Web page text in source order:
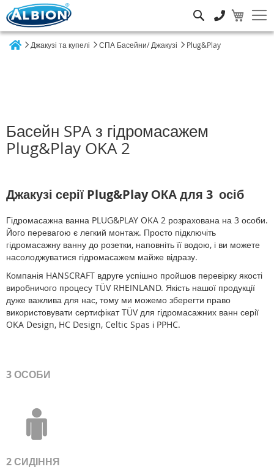
Джакузі та купелі СПА Басейни/ Джакузі Plug&Play
Басейн SPA з гідромасажем
Plug&Play OKA 2
Джакузі серії Plug&Play ОКА для 3 осіб
Гідромасажна ванна PLUG&PLAY OKA 2 розрахована на 3 особи.
Його перевагою є легкий монтаж. Просто підключіть
гідромасажну ванну до розетки, наповніть її водою, і ви можете
насолоджуватися гідромасажем майже відразу.
Компанія HANSCRAFT вдруге успішно пройшов перевірку якості
виробничого процесу TÜV RHEINLAND. Якість нашої продукції
дуже важлива для нас, тому ми можемо зберегти право
використовувати сертифікат TÜV для гідромасажних ванн серії
OKA Design, HC Design, Celtic Spas і PPHC.
3 ОСОБИ
2 СИДІННЯ